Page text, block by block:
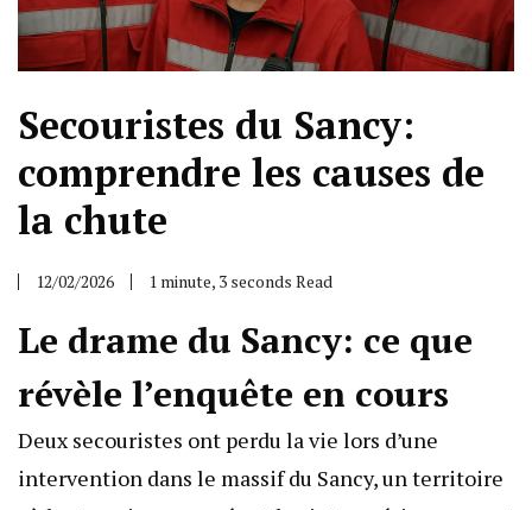
Secouristes du Sancy:
comprendre les causes de
la chute
12/02/2026 1 minute, 3 seconds Read
Le drame du Sancy: ce que
révèle l’enquête en cours
Deux secouristes ont perdu la vie lors d’une
intervention dans le massif du Sancy, un territoire